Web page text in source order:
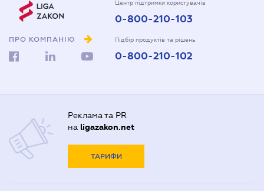
ПРО КОМПАНІЮ
Центр підтримки користувачів
0-800-210-103
Підбір продуктів та рішень
0-800-210-102
Реклама та PR
на ligazakon.net
ТАРИФИ